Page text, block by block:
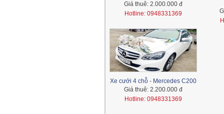
Giá thuê: 2.000.000 đ
Hotline: 0948331369
Xe cưới 4 chỗ - Mercedes C200
Giá thuê: 2.200.000 đ
Hotline: 0948331369